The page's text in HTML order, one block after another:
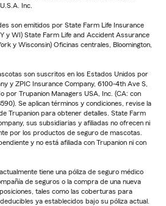
Inc.
son emitidos por State Farm Life Insurance
y WI) State Farm Life and Accident Assurance
y Wisconsin) Oficinas centrales, Bloomington,
son suscritos en los Estados Unidos por
y ZPIC Insurance Company, 6100-4th Ave S,
por Trupanion Managers USA, Inc. (CA: con
Se aplican términos y condiciones, revise la
Trupanion para obtener detalles. State Farm
sus subsidiarias y afiliadas no ofrecen ni
por los productos de seguro de mascotas.
y no está afiliada con Trupanion ni con
tiene una póliza de seguro médico
de seguros o la compra de una nueva
tales como las coberturas para
ya establecidos bajo su póliza actual.